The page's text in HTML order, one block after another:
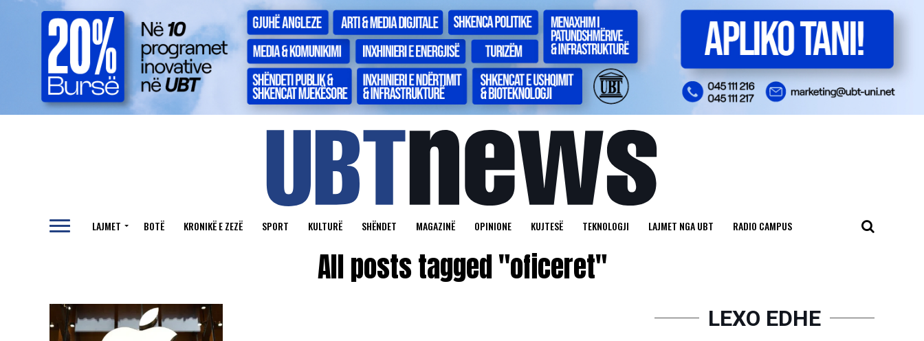
LAJMET BOTË KRONIKË E ZEZË SPORT KULTURË SHËNDET MAGAZINË OPINIONE KUJTESË TEKNOLOGJI LAJMET NGA UBT RADIO CAMPUS
All posts tagged "oficeret"
LEXO EDHE